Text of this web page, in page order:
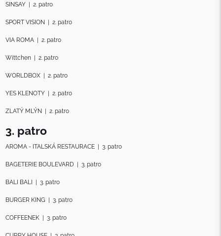
SINSAY | 2. patro
SPORT VISION | 2. patro
VIA ROMA | 2. patro
Wittchen | 2. patro
WORLDBOX | 2. patro
YES KLENOTY | 2. patro
ZLATÝ MLÝN | 2. patro
3. patro
AROMA - ITALSKÁ RESTAURACE | 3. patro
BAGETERIE BOULEVARD | 3. patro
BALI BALI | 3. patro
BURGER KING | 3. patro
COFFEENEK | 3. patro